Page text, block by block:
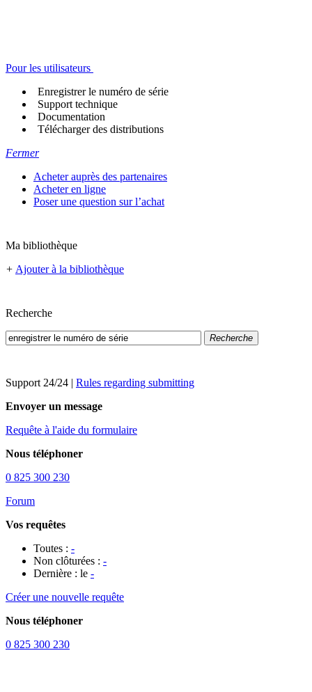
Pour les utilisateurs
Enregistrer le numéro de série
Support technique
Documentation
Télécharger des distributions
Fermer
Acheter auprès des partenaires
Acheter en ligne
Poser une question sur l’achat
Ma bibliothèque
+ Ajouter à la bibliothèque
Recherche
Recherche
Support 24/24 | Rules regarding submitting
Envoyer un message
Requête à l'aide du formulaire
Nous téléphoner
0 825 300 230
Forum
Vos requêtes
Toutes : -
Non clôturées : -
Dernière : le -
Créer une nouvelle requête
Nous téléphoner
0 825 300 230